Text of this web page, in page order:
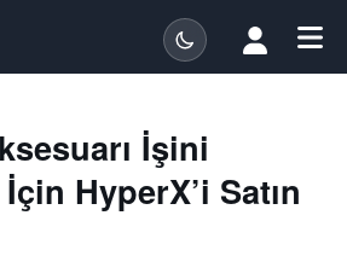
İşini
HyperX’i Satın